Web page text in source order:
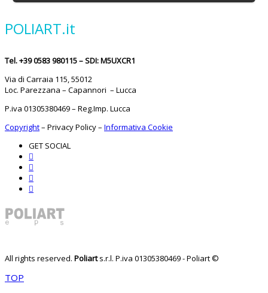
POLIART.it
Tel. +39 0583 980115 – SDI: M5UXCR1
Via di Carraia 115, 55012
Loc. Parezzana – Capannori – Lucca
P.iva 01305380469 – Reg.Imp. Lucca
Copyright– Privacy Policy– Informativa Cookie
GET SOCIAL
All rights reserved. Poliarts.r.l. P.iva 01305380469 - Poliart ©
TOP